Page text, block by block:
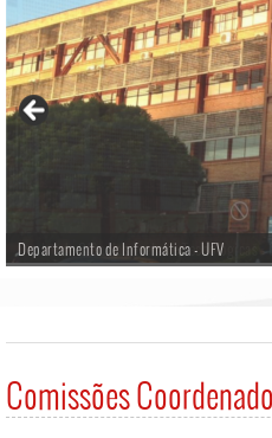
Departamento de Informática - UFV
Comissões